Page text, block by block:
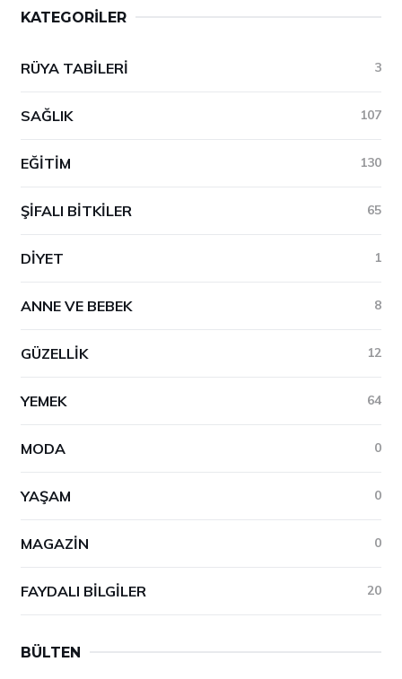
KATEGORILER
RÜYA TABILERI 3
SAĞLIK 107
EĞITIM 130
ŞIFALI BITKILER 65
DIYET 1
ANNE VE BEBEK 8
GÜZELLIK 12
YEMEK 64
MODA 0
YAŞAM 0
MAGAZIN 0
FAYDALI BILGILER 20
BÜLTEN